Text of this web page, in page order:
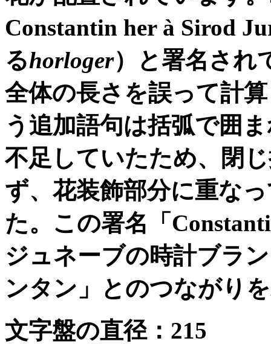
Constantin her à Sirod
るhorloger）と署名され
全体の長さを誤って計
う追加語句は括弧で囲
不足していたため、閉
ず、花装飾部分に重な
た。この署名「
ジュネーブの時計ブラ
ンタン」とのつながり
文字盤の直径： 215